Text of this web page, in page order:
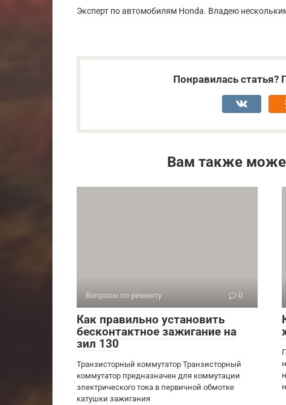
Эксперт по автомобилям Honda. Владею
Понравилась статья?
Вам также
Вопросы по ремонту 0
Как правильно установить
бесконтактное зажигание на
зил 130
Транзисторный коммутатор Транзисторный
коммутатор предназначен для коммутации
электрического тока в первичной обмотке
катушки зажигания